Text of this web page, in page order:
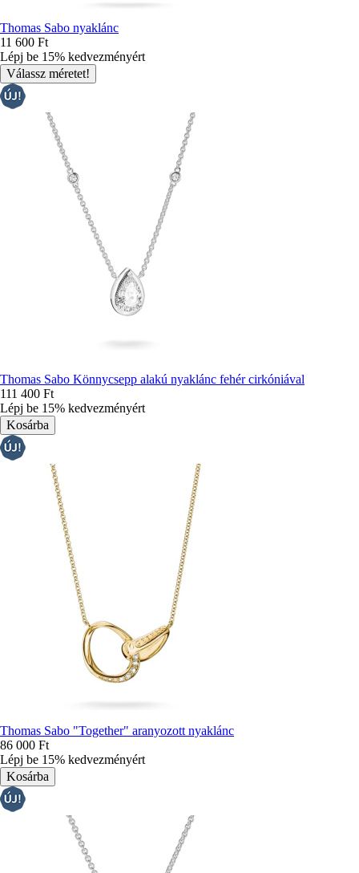
Thomas Sabo nyaklánc
11 600 Ft
Lépj be 15% kedvezményért
Thomas Sabo Könnycsepp alakú nyaklánc fehér cirkóniával
111 400 Ft
Lépj be 15% kedvezményért
Thomas Sabo "Together" aranyozott nyaklánc
86 000 Ft
Lépj be 15% kedvezményért